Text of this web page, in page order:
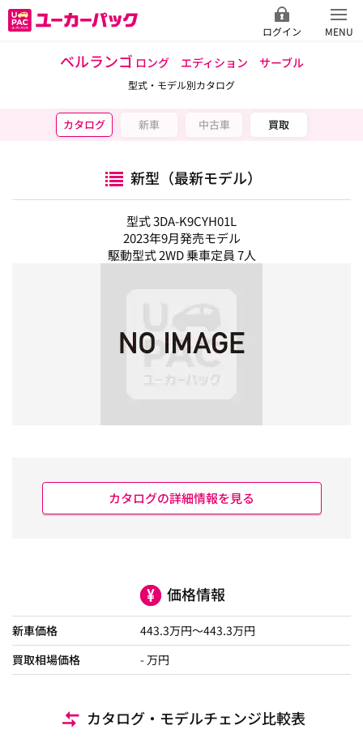
ログイン MENU
ベルランゴ ロング エディション サーブル
型式・モデル別カタログ
カタログ 新車 中古車 買取
新型（最新モデル）
型式 3DA-K9CYH01L
2023年9月発売モデル
駆動型式 2WD 乗車定員 7人
カタログの詳細情報を見る
価格情報
新車価格 443.3万円～443.3万円
買取相場価格
- 万円
カタログ・モデルチェンジ比較表